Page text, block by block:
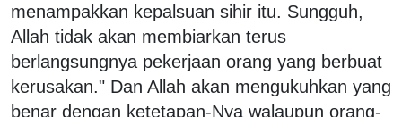
menampakkan kepalsuan sihir itu. Sungguh,
Allah tidak akan membiarkan terus
berlangsungnya pekerjaan orang yang berbuat
kerusakan." Dan Allah akan mengukuhkan yang
benar dengan ketetapan-Nya walaupun orang-